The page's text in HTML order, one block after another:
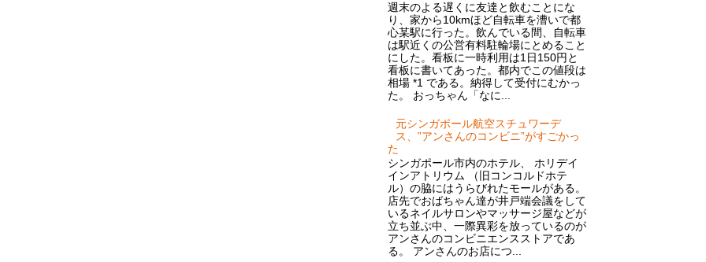
週末のよる遅くに友達と飲むことにな
り、家から10kmほど自転車を漕いで都
心某駅に行った。飲んでいる間、自転車
は駅近くの公営有料駐輪場にとめること
にした。看板に一時利用は1日150円と
看板に書いてあった。都内でこの値段は
相場 *1 である。納得して受付にむかっ
た。 おっちゃん「なに...
元シンガポール航空スチュワーデ
ス、”アンさんのコンビニ”がすごかっ
た
シンガポール市内のホテル、 ホリデイ
インアトリウム （旧コンコルドホテ
ル）の脇にはうらびれたモールがある。
店先でおばちゃん達が井戸端会議をして
いるネイルサロンやマッサージ屋などが
立ち並ぶ中、一際異彩を放っているのが
アンさんのコンビニエンスストアであ
る。 アンさんのお店につ...